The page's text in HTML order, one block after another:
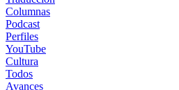
Columnas
Podcast
Perfiles
YouTube
Cultura
Todos
Avances